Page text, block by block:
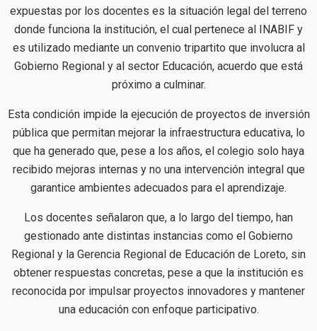
expuestas por los docentes es la situación legal del terreno
donde funciona la institución, el cual pertenece al INABIF y
es utilizado mediante un convenio tripartito que involucra al
Gobierno Regional y al sector Educación, acuerdo que está
próximo a culminar.
Esta condición impide la ejecución de proyectos de inversión
pública que permitan mejorar la infraestructura educativa, lo
que ha generado que, pese a los años, el colegio solo haya
recibido mejoras internas y no una intervención integral que
garantice ambientes adecuados para el aprendizaje.
Los docentes señalaron que, a lo largo del tiempo, han
gestionado ante distintas instancias como el Gobierno
Regional y la Gerencia Regional de Educación de Loreto, sin
obtener respuestas concretas, pese a que la institución es
reconocida por impulsar proyectos innovadores y mantener
una educación con enfoque participativo.